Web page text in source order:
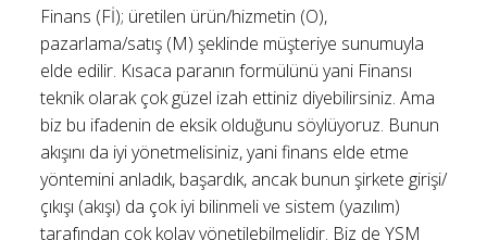
Finans (Fİ); üretilen ürün/hizmetin (O),
pazarlama/satış (M) şeklinde müşteriye sunumuyla
elde edilir. Kısaca paranın formülünü yani Finansı
teknik olarak çok güzel izah ettiniz diyebilirsiniz. Ama
biz bu ifadenin de eksik olduğunu söylüyoruz. Bunun
akışını da iyi yönetmelisiniz, yani finans elde etme
yöntemini anladık, başardık, ancak bunun şirkete girişi/
çıkışı (akışı) da çok iyi bilinmeli ve sistem (yazılım)
tarafından çok kolay yönetilebilmelidir. Biz de YSM